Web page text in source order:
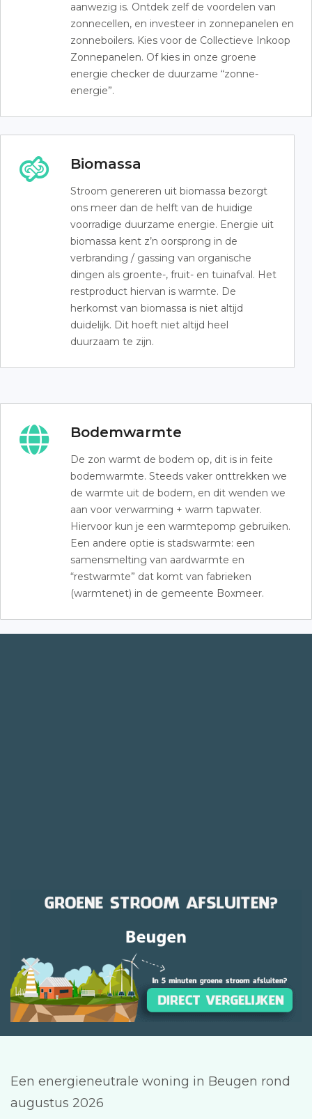
aanwezig is. Ontdek zelf de voordelen van
zonnecellen, en investeer in zonnepanelen en
zonneboilers. Kies voor de Collectieve Inkoop
Zonnepanelen. Of kies in onze groene
energie checker de duurzame “zonne-
energie”.
Biomassa
Stroom genereren uit biomassa bezorgt
ons meer dan de helft van de huidige
voorradige duurzame energie. Energie uit
biomassa kent z’n oorsprong in de
verbranding / gassing van organische
dingen als groente-, fruit- en tuinafval. Het
restproduct hiervan is warmte. De
herkomst van biomassa is niet altijd
duidelijk. Dit hoeft niet altijd heel
duurzaam te zijn.
Bodemwarmte
De zon warmt de bodem op, dit is in feite
bodemwarmte. Steeds vaker onttrekken we
de warmte uit de bodem, en dit wenden we
aan voor verwarming + warm tapwater.
Hiervoor kun je een warmtepomp gebruiken.
Een andere optie is stadswarmte: een
samensmelting van aardwarmte en
“restwarmte” dat komt van fabrieken
(warmtenet) in de gemeente Boxmeer.
Een energieneutrale woning in Beugen rond
augustus 2026